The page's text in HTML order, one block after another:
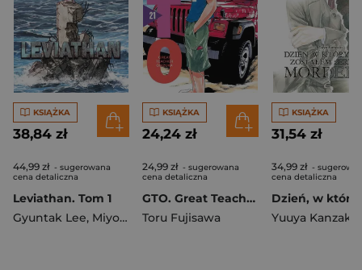
KSIĄŻKA
38,84 zł
44,99 zł - sugerowana
cena detaliczna
Leviathan. Tom 1
Gyuntak Lee, Miyoung Noh
KSIĄŻKA
24,24 zł
24,99 zł - sugerowana
cena detaliczna
GTO. Great Teacher Onizuka. Nowa edycja. Tom 21
Toru Fujisawa
KSIĄŻKA
31,54 zł
34,99 zł -
cena detaliczna
Yuuya Kanzaki